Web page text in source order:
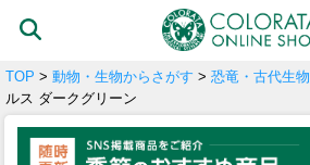
TOP > 動物・生物からさがす > 恐竜・古代生物
ルス ダークグリーン